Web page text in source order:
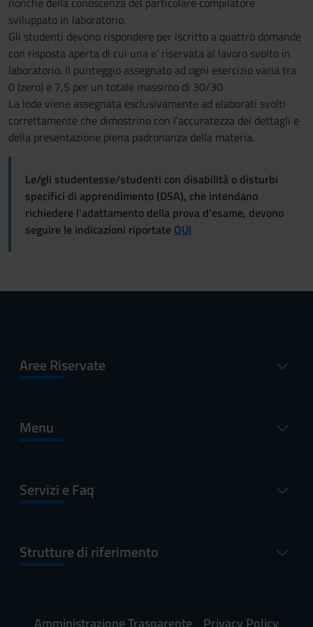
sviluppato in laboratorio.
Gli studenti devono rispondere per iscritto a quattro domande
con risposta aperta di cui una e' riservata al lavoro svolto in
laboratorio. Il punteggio assegnato ad ogni esercizio varia tra
0 (zero) e 7,5 per un totale massimo di 30/30.
La lode viene assegnata esclusivamente ad elaborati svolti
correttamente che dimostrino con l'accuratezza dei dettagli e
della presentazione piena padronanza della materia.
Le/gli studentesse/studenti con disabilità o disturbi
specifici di apprendimento (DSA), che intendano
richiedere l'adattamento della prova d'esame, devono
seguire le indicazioni riportate QUI
Aree Riservate
Menu
Servizi e Faq
Strutture di riferimento
Amministrazione Trasparente Privacy Policy